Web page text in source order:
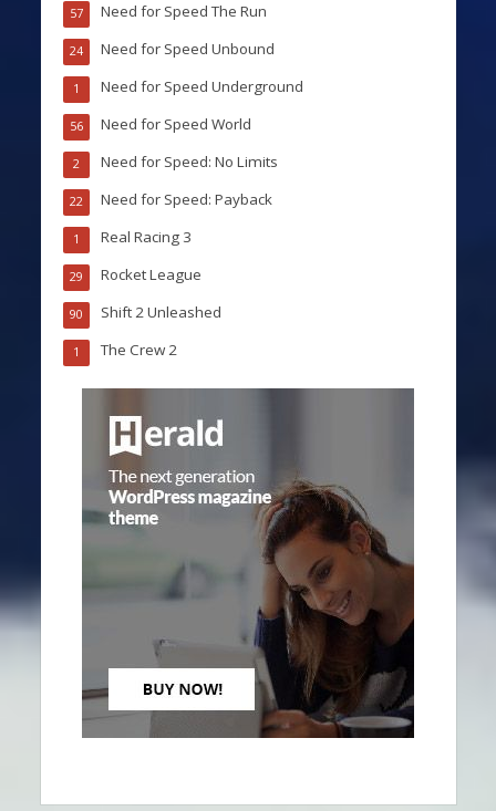
Need for Speed The Run
57
Need for Speed Unbound
24
Need for Speed Underground
1
Need for Speed World
56
Need for Speed: No Limits
2
Need for Speed: Payback
22
Real Racing 3
1
Rocket League
29
Shift 2 Unleashed
90
The Crew 2
1